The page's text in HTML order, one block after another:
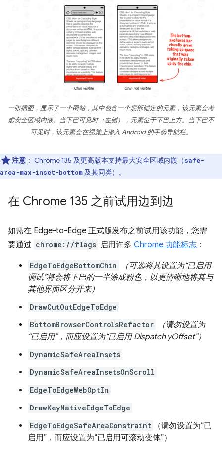
一张插图，显示了一个网站，其中包含一个底部锚定的元素，该元素会考
虑安全区域内嵌。当下巴可见时（左侧），元素位于下巴上方。当下巴不
可见时，该元素会在视觉上渗入 Android 的手势导航栏。
注意 ： Chrome 135 及更高版本支持最大安全区域内嵌（safe-
area-max-inset-bottom 及其同类）。
在 Chrome 135 之前试用边到边
如需在 Edge-to-Edge 正式版发布之前试用该功能，您需
要通过 chrome://flags 启用许多 Chrome 功能标志 ：
EdgeToEdgeBottomChin
（可选将其设置为“已启用
调试”将会将下巴的一半涂成粉色，以更清晰地将其与
其他界面区分开来）
DrawCutOutEdgeToEdge
BottomBrowserControlsRefactor
（请勿设置为
“已启用”，而应设置为“已启用 Dispatch yOffset”）
DynamicSafeAreaInsets
DynamicSafeAreaInsetsOnScroll
EdgeToEdgeWebOptIn
DrawKeyNativeEdgeToEdge
EdgeToEdgeSafeAreaConstraint
（请勿设置为“已
启用”，而应设置为“已启用可滚动变体”）